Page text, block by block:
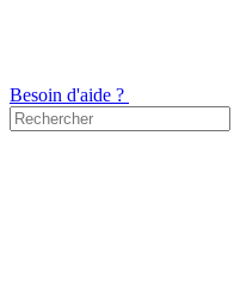
Besoin d'aide ?